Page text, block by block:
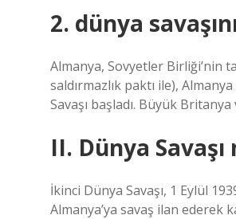
2. dünya
Almanya, Sovyetler Birliği’nin
saldırmazlık paktı ile),
Savaşı başladı. Büyük
II. Dünya Savaşı
İkinci Dünya Savaşı, 1 Eylül
Almanya’ya savaş ilan ederek